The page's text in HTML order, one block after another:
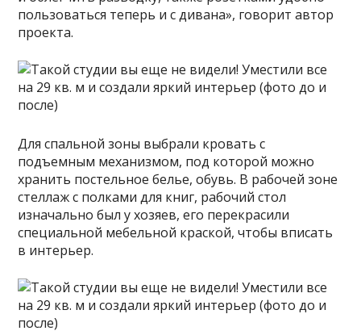
пользоваться теперь и с дивана», говорит автор
проекта.
Для спальной зоны выбрали кровать с
подъемным механизмом, под которой можно
хранить постельное белье, обувь. В рабочей зоне
стеллаж с полками для книг, рабочий стол
изначально был у хозяев, его перекрасили
специальной мебельной краской, чтобы вписать
в интерьер.